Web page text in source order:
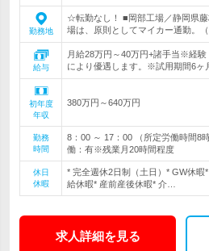
勤務地
☆転勤なし！ ■岡部工場／静岡県
場は、原則としてマイカー通勤。
給与
月給28万円～40万円+諸手当※経
により優遇します。※試用期間6ヶ
初年度
年収
380万円～640万円
勤務
時間
8：00 ～ 17：00 （所定労働時間8
働：有※残業月20時間程度
休日
休暇
* 完全週休2日制（土日）* GW休暇
給休暇* 産前産後休暇* 介…
求人詳細を見る